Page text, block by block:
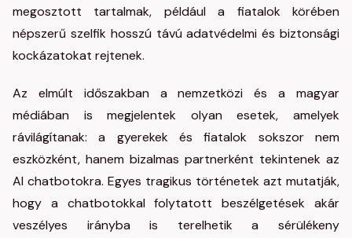
megosztott tartalmak, például a fiatalok körében
népszerű szelfik hosszú távú adatvédelmi és biztonsági
kockázatokat rejtenek.
Az elmúlt időszakban a nemzetközi és a magyar
médiában is megjelentek olyan esetek, amelyek
rávilágítanak: a gyerekek és fiatalok sokszor nem
eszközként, hanem bizalmas partnerként tekintenek az
AI chatbotokra. Egyes tragikus történetek azt mutatják,
hogy a chatbotokkal folytatott beszélgetések akár
veszélyes irányba is terelhetik a sérülékeny